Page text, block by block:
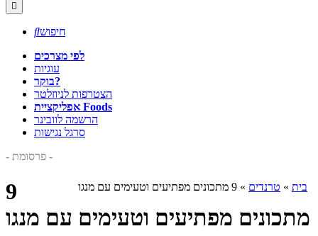

חיפוש
לפי מצרכים
עוגיות
בוקר?
הצטרפות לניוזלטר
אפליקציית Foods
הרשמה לוובינר
סרגל נגישות
- פרסומת -
בית » טרנדים » 9 מתכונים מפתיעים וטעימים עם מנגו
9
מתכונים מפתיעים וטעימים עם מנגו